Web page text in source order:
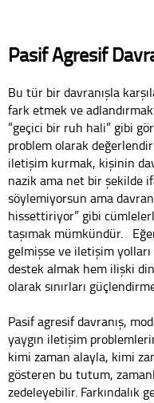
Pasif Agresif
Bu tür bir davranışla
fark etmek ve
“geçici bir ruh hali” gibi
problem olarak
iletişim kurmak, kişinin
nazik ama net bir şekilde
söylemiyorsun ama
hissettiriyor” gibi
taşımak mümkündür.
gelmişse ve iletişim
destek almak hem ilişki
olarak sınırları
Pasif agresif davranış,
yaygın iletişim
kimi zaman alayla, kimi
gösteren bu tutum,
zedeleyebilir. Farkındalık